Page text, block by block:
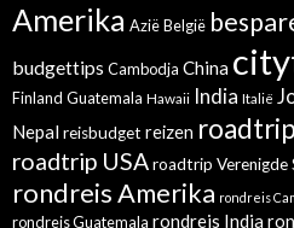
Amerika AziëBelgië
budgettips Cambodja China
Finland Guatemala Hawaii India Italië
Nepalreisbudget reizen roadtrip
roadtrip USAroadtrip Verenigde
rondreis Amerika rondreis
rondreis Guatemala rondreis India